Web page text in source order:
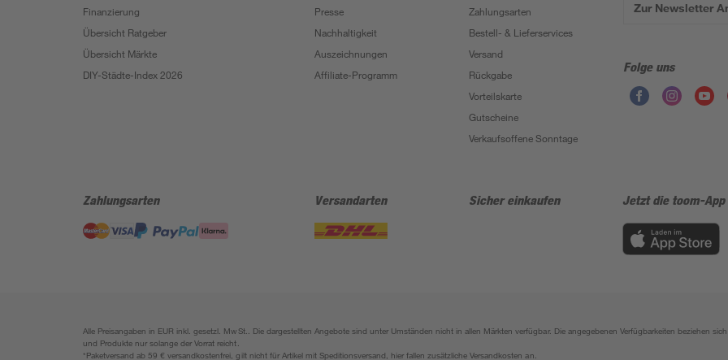
Finanzierung
Übersicht Ratgeber
Übersicht Märkte
DIY-Städte-Index 2026
Presse
Nachhaltigkeit
Auszeichnungen
Affiliate-Programm
Zahlungsarten
Bestell- & Lieferservices
Versand
Rückgabe
Vorteilskarte
Gutscheine
Verkaufsoffene Sonntage
Zur Newsletter
Folge uns
Zahlungsarten Versandarten Sicher einkaufen Jetzt die toom-
Alle Preisangaben in EUR inkl. gesetzl. MwSt.. Die dargestellten Angebote sind unter Umständen nicht in allen Märkten verfügbar. Die angegebenen Verfügbarkeiten beziehen
und Produkte nur solange der Vorrat reicht.
*Paketversand ab 59 € versandkostenfrei, gilt nicht für Artikel mit Speditionsversand, hier fallen zusätzliche Versandkosten an.